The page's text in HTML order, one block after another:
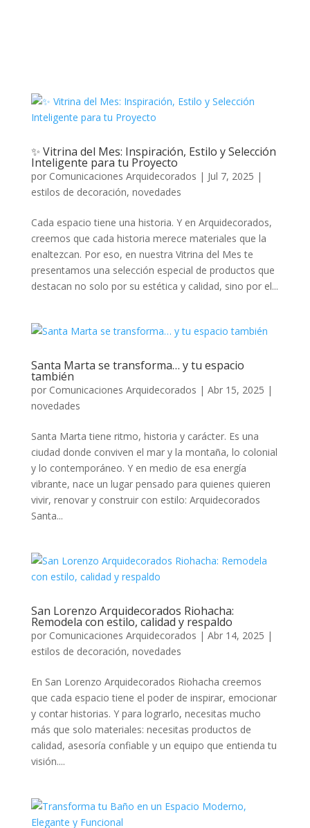
✨ Vitrina del Mes: Inspiración, Estilo y Selección
Inteligente para tu Proyecto
por Comunicaciones Arquidecorados | Jul 7, 2025 |
estilos de decoración, novedades
Cada espacio tiene una historia. Y en Arquidecorados,
creemos que cada historia merece materiales que la
enaltezcan. Por eso, en nuestra Vitrina del Mes te
presentamos una selección especial de productos que
destacan no solo por su estética y calidad, sino por el...
Santa Marta se transforma… y tu espacio
también
por Comunicaciones Arquidecorados | Abr 15, 2025 |
novedades
Santa Marta tiene ritmo, historia y carácter. Es una
ciudad donde conviven el mar y la montaña, lo colonial
y lo contemporáneo. Y en medio de esa energía
vibrante, nace un lugar pensado para quienes quieren
vivir, renovar y construir con estilo: Arquidecorados
Santa...
San Lorenzo Arquidecorados Riohacha:
Remodela con estilo, calidad y respaldo
por Comunicaciones Arquidecorados | Abr 14, 2025 |
estilos de decoración, novedades
En San Lorenzo Arquidecorados Riohacha creemos
que cada espacio tiene el poder de inspirar, emocionar
y contar historias. Y para lograrlo, necesitas mucho
más que solo materiales: necesitas productos de
calidad, asesoría confiable y un equipo que entienda tu
visión....